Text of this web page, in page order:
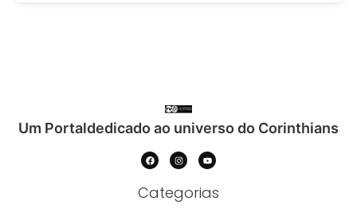
Um Portaldedicado ao universo do Corinthians
Categorias